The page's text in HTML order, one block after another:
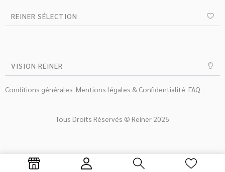
REINER SÉLECTION
VISION REINER
Conditions générales Mentions légales & Confidentialité FAQ
Tous Droits Réservés © Reiner 2025